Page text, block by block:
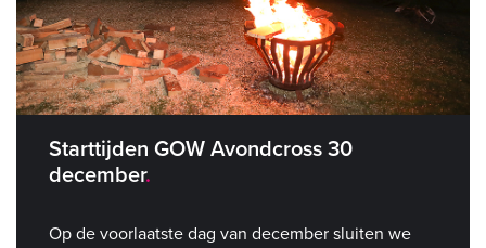
Starttijden GOW Avondcross 30
december
Op de voorlaatste dag van december sluiten we